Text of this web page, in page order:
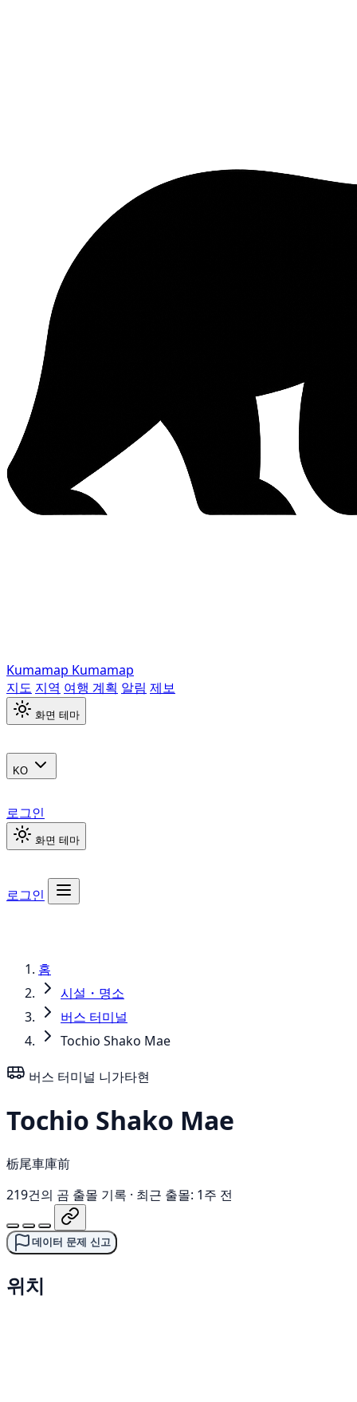
Kumamap Kumamap
지도 지역 여행 계획 알림 제보
화면 테마
KO
로그인
화면 테마
로그인
홈
시설・명소
버스 터미널
Tochio Shako Mae
버스 터미널 니가타현
Tochio Shako Mae
栃尾車庫前
219건의 곰 출몰 기록 · 최근 출몰: 1주 전
데이터 문제 신고
위치